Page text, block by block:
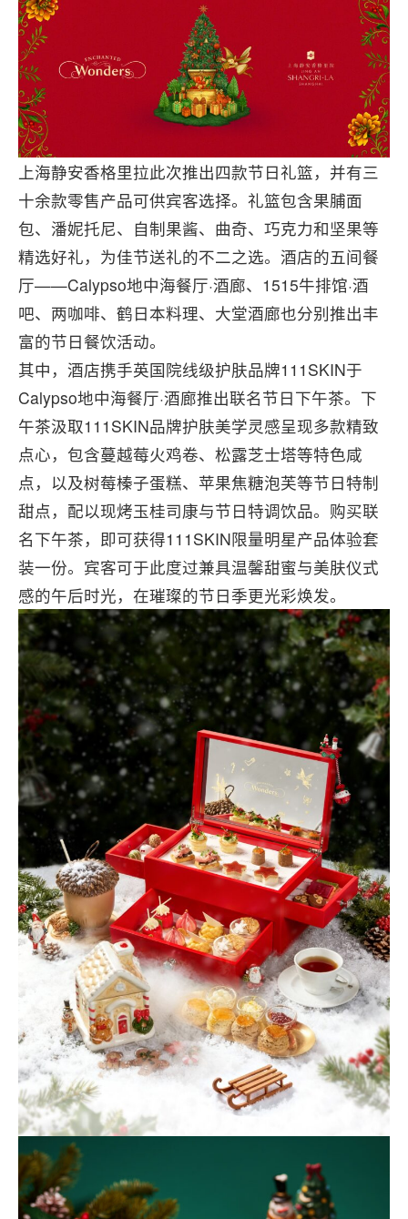
上海静安香格里拉此次推出四款节日礼篮，并有三
十余款零售产品可供宾客选择。礼篮包含果脯面
包、潘妮托尼、自制果酱、曲奇、巧克力和坚果等
精选好礼，为佳节送礼的不二之选。酒店的五间餐
厅——Calypso地中海餐厅·酒廊、1515牛排馆·酒
吧、两咖啡、鹤日本料理、大堂酒廊也分别推出丰
富的节日餐饮活动。
其中，酒店携手英国院线级护肤品牌111SKIN于
Calypso地中海餐厅·酒廊推出联名节日下午茶。下
午茶汲取111SKIN品牌护肤美学灵感呈现多款精致
点心，包含蔓越莓火鸡卷、松露芝士塔等特色咸
点，以及树莓榛子蛋糕、苹果焦糖泡芙等节日特制
甜点，配以现烤玉桂司康与节日特调饮品。购买联
名下午茶，即可获得111SKIN限量明星产品体验套
装一份。宾客可于此度过兼具温馨甜蜜与美肤仪式
感的午后时光，在璀璨的节日季更光彩焕发。